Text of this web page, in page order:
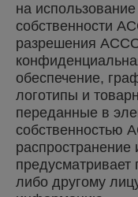
на
собственности
разрешения
обеспечение,
логотипы и
переданные в
собственностью
распространение
предусматривает
либо другому